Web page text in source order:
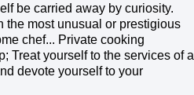
be carried away by curiosity.
the most unusual or prestigious
chef... Private cooking
Treat yourself to the services of a
devote yourself to your